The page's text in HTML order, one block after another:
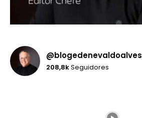
@blogedenevaldoalves
208,8kSeguidores